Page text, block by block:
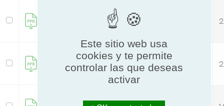
8.7
5MWXM90A9
/ FBA125A
9 3.63
5MWXM90A9
Este sitio web usa
cookies y te permite
controlar las que deseas
activar